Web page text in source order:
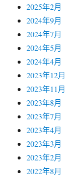
2025年2月
2024年9月
2024年7月
2024年5月
2024年4月
2023年12月
2023年11月
2023年8月
2023年7月
2023年4月
2023年3月
2023年2月
2022年8月